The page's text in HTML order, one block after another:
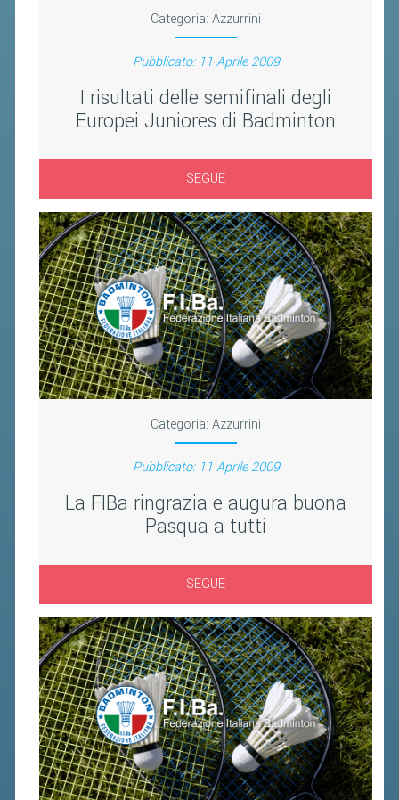
Categoria:Azzurrini
Pubblicato: 11 Aprile 2009
I risultati delle semifinali degli
Europei Juniores di Badminton
SEGUE
Categoria:Azzurrini
Pubblicato: 11 Aprile 2009
La FIBa ringrazia e augura buona
Pasqua a tutti
SEGUE
WHISTLEBLOWING
NOVITÀ FISCALI
MODULISTICA
DOCUMENTI E APPROFONDIMENTI
AIRBADMINTON
TAPPE REGIONALI AIRBADMINTON
PICKLEBALL
CLASSIFICHE PICKLEBALL
BANDI PUBBLICI
VOLA CON NOI 2026
2026
2025
2024
2023
2022
2021
2020